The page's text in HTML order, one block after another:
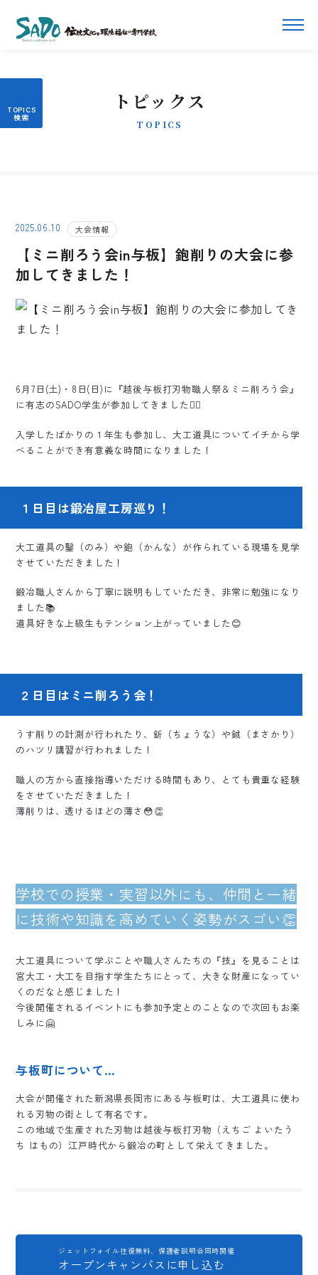
トピックス
TOPICS
2025.06.10 大会情報
【ミニ削ろう会in与板】鉋削りの大会に参
加してきました！
6月7日(土)・8日(日)に『越後与板打刃物職人祭＆ミニ削ろう会』
に有志のSADO学生が参加してきました🙋‍♂️
入学したばかりの１年生も参加し、大工道具についてイチから学
べることができ有意義な時間になりました！
１日目は鍛冶屋工房巡り！
大工道具の鑿（のみ）や鉋（かんな）が作られている現場を見学
させていただきました！
鍛冶職人さんから丁寧に説明もしていただき、非常に勉強になり
ました📚
道具好きな上級生もテンション上がっていました😊
２日目はミニ削ろう会！
うす削りの計測が行われたり、釿（ちょうな）や鉞（まさかり）
のハツリ講習が行われました！
職人の方から直接指導いただける時間もあり、とても貴重な経験
をさせていただきました！
薄削りは、透けるほどの薄さ😳👏
学校での授業・実習以外にも、仲間と一緒
に技術や知識を高めていく姿勢がスゴい👏
大工道具について学ぶことや職人さんたちの『技』を見ることは
宮大工・大工を目指す学生たちにとって、大きな財産になってい
くのだなと感じました！
今後開催されるイベントにも参加予定とのことなので次回もお楽
しみに🤗
与板町について…
大会が開催された新潟県長岡市にある与板町は、大工道具に使わ
れる刃物の街として有名です。
この地域で生産された刃物は越後与板打刃物（えちご よいたう
ち はもの）江戸時代から鍛冶の町として栄えてきました。
ジェットフォイル往復無料、保護者説明会同時開催
オープンキャンパスに申し込む